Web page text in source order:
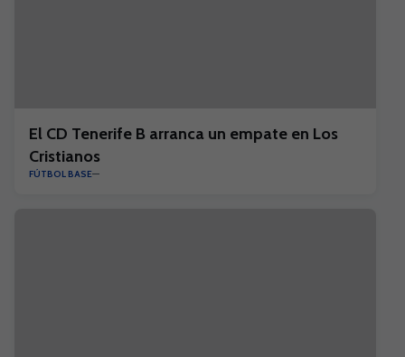
El CD Tenerife B arranca un empate en Los
Cristianos
FÚTBOL BASE